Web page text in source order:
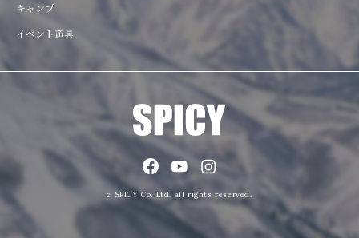
キャンプ
イベント遊具
c SPICY Co. Ltd. all rights reserved.